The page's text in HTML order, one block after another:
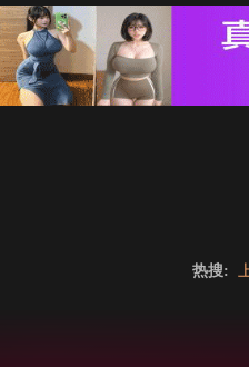
热搜: